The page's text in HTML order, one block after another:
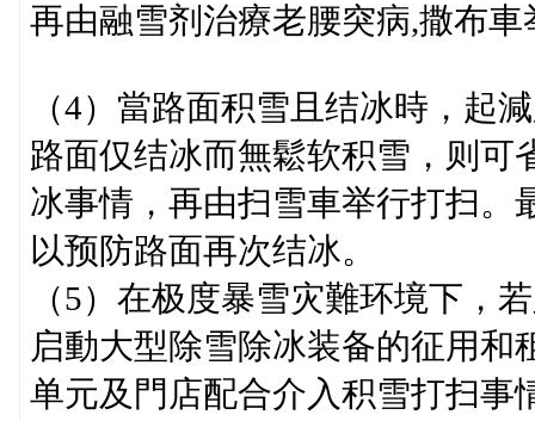
再由融雪剂治療老腰突病,撒布
（4）當路面积雪且结冰時，起
路面仅结冰而無鬆软积雪，则可
冰事情，再由扫雪車举行打扫。
以预防路面再次结冰。
（5）在极度暴雪灾難环境下，
启動大型除雪除冰装备的征用
单元及門店配合介入积雪打扫事